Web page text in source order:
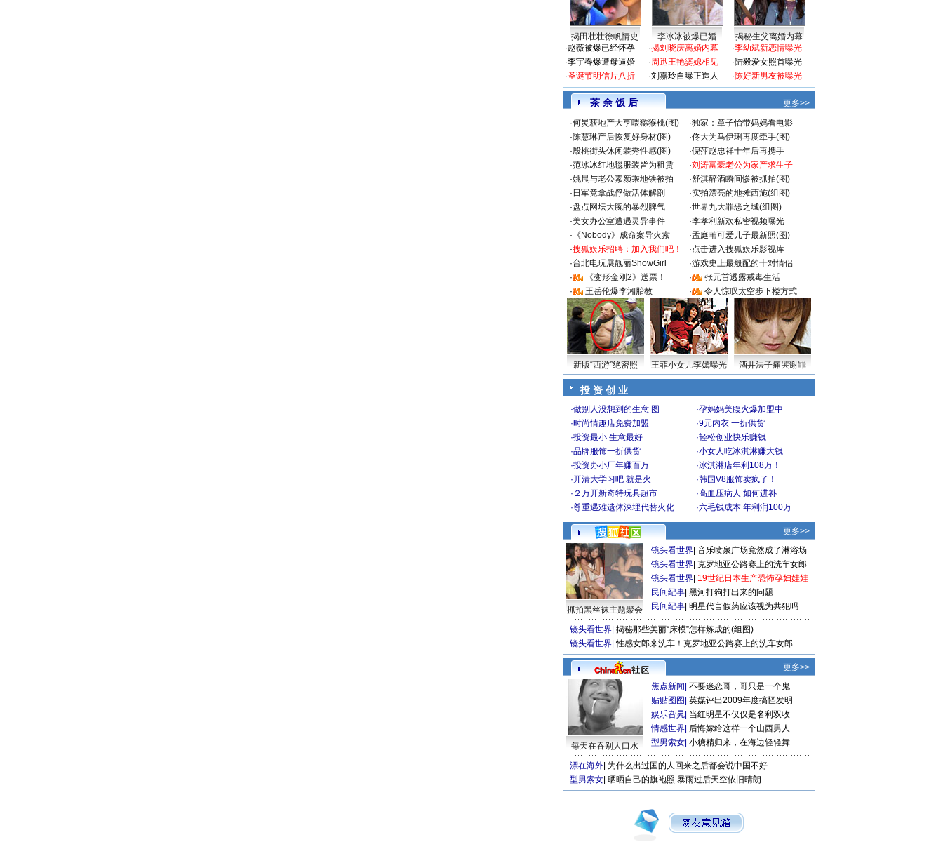
揭田壮壮徐帆情史 李冰冰被爆已婚
揭秘生父离婚内幕
·赵薇被爆已经怀孕
·李宇春爆遭母逼婚
·圣诞节明信片八折
·揭刘晓庆离婚内幕
·周迅王艳婆媳相见
·刘嘉玲自曝正造人
·李幼斌新恋情曝光
·陆毅爱女照首曝光
·陈好新男友被曝光
茶 余 饭 后
更多>>
·何炅获地产大亨喂猕猴桃(图) ·独家：章子怡带妈妈看电影
·陈慧琳产后恢复好身材(图) ·佟大为马伊琍再度牵手(图)
·殷桃街头休闲装秀性感(图) ·倪萍赵忠祥十年后再携手
·范冰冰红地毯服装皆为租赁 ·刘涛富豪老公为家产求生子
·姚晨与老公素颜乘地铁被拍 ·舒淇醉酒瞬间惨被抓拍(图)
· 日军竟拿战俘做活体解剖 ·实拍漂亮的地摊西施(组图)
·盘点网坛大腕的暴烈脾气 ·世界九大罪恶之城(组图)
·美女办公室遭遇灵异事件 ·李孝利新欢私密视频曝光
· 《Nobody》成命案导火索 ·孟庭苇可爱儿子最新照(图)
·搜狐娱乐招聘：加入我们吧！ ·点击进入搜狐娱乐影视库
·台北电玩展靓丽ShowGirl ·游戏史上最般配的十对情侣
·
《变形金刚2》送票！ ·
张元首透露戒毒生活
·
王岳伦爆李湘胎教 · 令人惊叹太空步下楼方式
新版“西游”绝密照 王菲小女儿李嫣曝光 酒井法子痛哭谢罪
投 资 创 业
·做别人没想到的生意 图 ·孕妈妈美腹火爆加盟中
·时尚情趣店免费加盟 ·9元内衣 一折供货
·投资最小 生意最好 ·轻松创业快乐赚钱
·品牌服饰一折供货 ·小女人吃冰淇淋赚大钱
·投资办小厂年赚百万 ·冰淇淋店年利108万！
·开清大学习吧 就是火 ·韩国V8服饰卖疯了！
· ２万开新奇特玩具超市 ·高血压病人 如何进补
·尊重遇难遗体深埋代替火化 ·六毛钱成本 年利润100万
更多>>
抓拍黑丝袜主题聚会
镜头看世界 音乐喷泉广场竟然成了淋浴场
镜头看世界 克罗地亚公路赛上的洗车女郎
镜头看世界 19世纪日本生产恐怖孕妇娃娃
民间纪事 黑河打狗打出来的问题
民间纪事 明星代言假药应该视为共犯吗
镜头看世界 揭秘那些美丽“床模”怎样炼成的(组图)
镜头看世界 性感女郎来洗车！克罗地亚公路赛上的洗车女郎
更多>>
每天在吞别人口水
焦点新闻 不要迷恋哥，哥只是一个鬼
贴贴图图 英媒评出2009年度搞怪发明
娱乐旮旯 当红明星不仅仅是名利双收
情感世界 后悔嫁给这样一个山西男人
型男索女 小糖精归来，在海边轻轻舞
漂在海外 为什么出过国的人回来之后都会说中国不好
型男索女 晒晒自己的旗袍照 暴雨过后天空依旧晴朗